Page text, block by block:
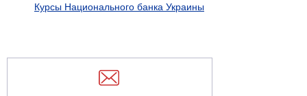
Курсы Национального банка Украины